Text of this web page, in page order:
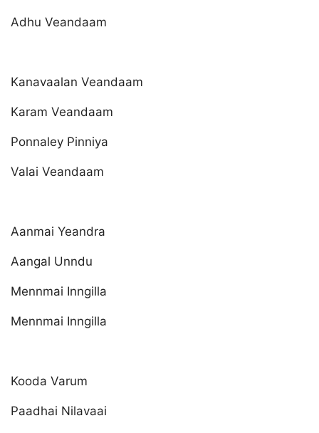
Adhu Veandaam
Kanavaalan Veandaam
Karam Veandaam
Ponnaley Pinniya
Valai Veandaam
Aanmai Yeandra
Aangal Unndu
Mennmai Inngilla
Mennmai Inngilla
Kooda Varum
Paadhai Nilavaai